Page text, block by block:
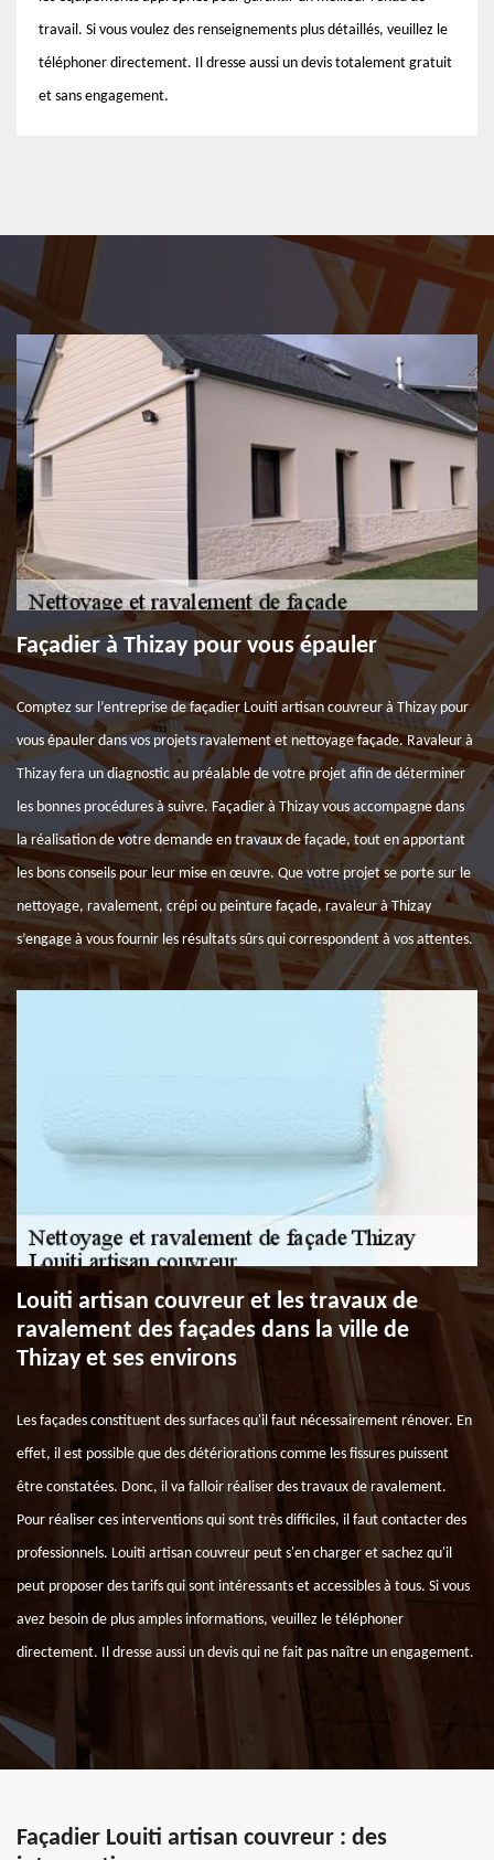
travail. Si vous voulez des renseignements plus détaillés, veuillez le
téléphoner directement. Il dresse aussi un devis totalement gratuit
et sans engagement.
Façadier à Thizay pour vous épauler
Comptez sur l’entreprise de façadier Louiti artisan couvreur à Thizay pour
vous épauler dans vos projets ravalement et nettoyage façade. Ravaleur à
Thizay fera un diagnostic au préalable de votre projet afin de déterminer
les bonnes procédures à suivre. Façadier à Thizay vous accompagne dans
la réalisation de votre demande en travaux de façade, tout en apportant
les bons conseils pour leur mise en œuvre. Que votre projet se porte sur le
nettoyage, ravalement, crépi ou peinture façade, ravaleur à Thizay
s’engage à vous fournir les résultats sûrs qui correspondent à vos attentes.
Louiti artisan couvreur et les travaux de
ravalement des façades dans la ville de
Thizay et ses environs
Les façades constituent des surfaces qu'il faut nécessairement rénover. En
effet, il est possible que des détériorations comme les fissures puissent
être constatées. Donc, il va falloir réaliser des travaux de ravalement.
Pour réaliser ces interventions qui sont très difficiles, il faut contacter des
professionnels. Louiti artisan couvreur peut s'en charger et sachez qu'il
peut proposer des tarifs qui sont intéressants et accessibles à tous. Si vous
avez besoin de plus amples informations, veuillez le téléphoner
directement. Il dresse aussi un devis qui ne fait pas naître un engagement.
Façadier Louiti artisan couvreur : des